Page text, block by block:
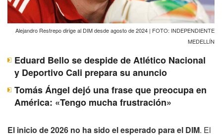
Alejandro Restrepo dirige al DIM desde agosto de 2024 | FOTO: INDEPENDIENTE
MEDELLÍN
Eduard Bello se despide de Atlético Nacional
y Deportivo Cali prepara su anuncio
Tomás Ángel dejó una frase que preocupa en
América: «Tengo mucha frustración»
El inicio de 2026 no ha sido el esperado para el DIM. El